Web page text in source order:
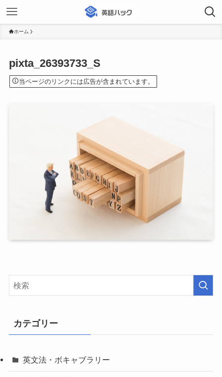
ホーム
pixta_26393733_S
当ページのリンクには広告が含まれています。
カテゴリー
英文法・ボキャブラリー